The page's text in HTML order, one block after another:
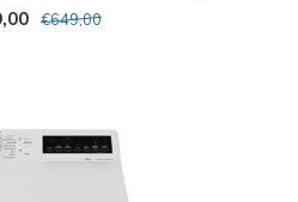
€649,00